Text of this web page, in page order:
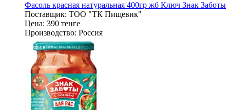
Фасоль красная натуральная 400гр жб Ключ Знак Заботы
Поставщик: ТОО "ТК Пищевик"
Цена: 390 тенге
Производство: Россия